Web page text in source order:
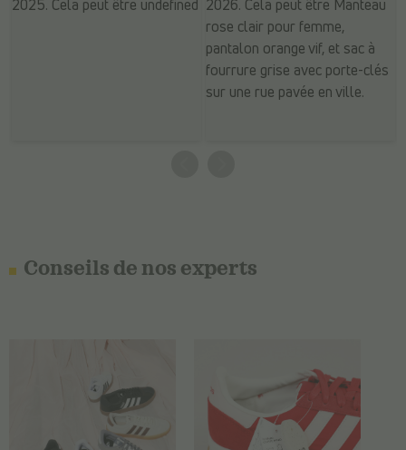
Conseils de nos experts